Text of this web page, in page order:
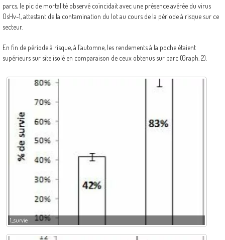
parcs, le pic de mortalité observé coïncidait avec une présence avérée du virus
OsHv-1, attestant de la contamination du lot au cours de la période à risque sur ce
secteur.
En fin de période à risque, à l’automne, les rendements à la poche étaient
supérieurs sur site isolé en comparaison de ceux obtenus sur parc (Graph. 2).
1_survie